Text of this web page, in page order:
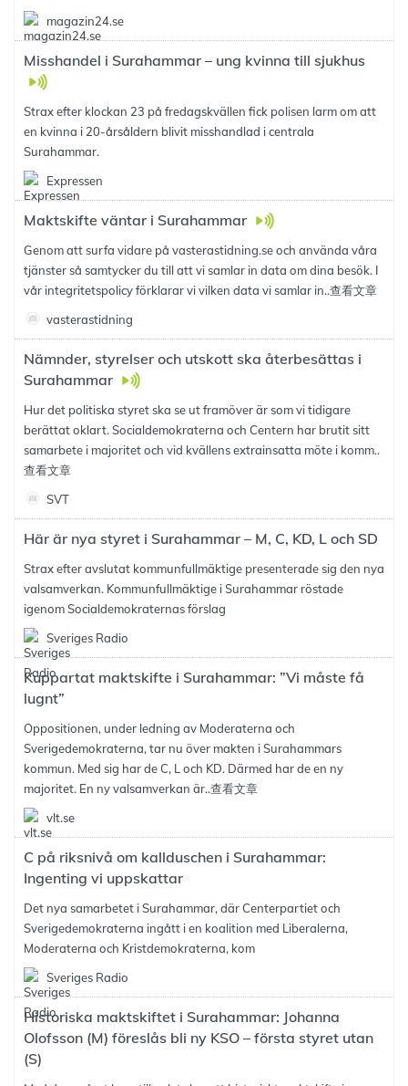
magazin24.se
Misshandel i Surahammar – ung kvinna till sjukhus
Strax efter klockan 23 på fredagskvällen fick polisen larm om att
en kvinna i 20-årsåldern blivit misshandlad i centrala
Surahammar.
Expressen
Maktskifte väntar i Surahammar
Genom att surfa vidare på vasterastidning.se och använda våra
tjänster så samtycker du till att vi samlar in data om dina besök. I
vår integritetspolicy förklarar vi vilken data vi samlar in..查看文章
vasterastidning
Nämnder, styrelser och utskott ska återbesättas i
Surahammar
Hur det politiska styret ska se ut framöver är som vi tidigare
berättat oklart. Socialdemokraterna och Centern har brutit sitt
samarbete i majoritet och vid kvällens extrainsatta möte i komm..
查看文章
SVT
Här är nya styret i Surahammar – M, C, KD, L och SD
Strax efter avslutat kommunfullmäktige presenterade sig den nya
valsamverkan. Kommunfullmäktige i Surahammar röstade
igenom Socialdemokraternas förslag
Sveriges Radio
Kuppartat maktskifte i Surahammar: ”Vi måste få
lugnt”
Oppositionen, under ledning av Moderaterna och
Sverigedemokraterna, tar nu över makten i Surahammars
kommun. Med sig har de C, L och KD. Därmed har de en ny
majoritet. En ny valsamverkan är..查看文章
vlt.se
C på riksnivå om kallduschen i Surahammar:
Ingenting vi uppskattar
Det nya samarbetet i Surahammar, där Centerpartiet och
Sverigedemokraterna ingått i en koalition med Liberalerna,
Moderaterna och Kristdemokraterna, kom
Sveriges Radio
Historiska maktskiftet i Surahammar: Johanna
Olofsson (M) föreslås bli ny KSO – första styret utan
(S)